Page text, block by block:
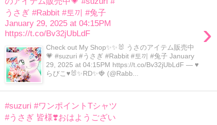
うさぎ #Rabbit #토끼 #兔子
January 29, 2025 at 04:15PM
https://t.co/Bv32jUbLdF
›
Check out My Shop✨✨🐰 うさのアイテム販売中
💗 #suzuri #うさぎ #Rabbit #토끼 #兔子 January
29, 2025 at 04:15PM https://t.co/Bv32jUbLdF — ♥
らびこ♥🐰✨RD✨🍓 (@Rabb...
#suzuri #ワンポイントTシャツ
#うさぎ 皆様❣️おはようござい